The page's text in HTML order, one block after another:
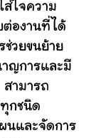
ส่ใจความ
องานที่ได้
วยขนย้าย
ญการและมี
ามารถ
กชนิด
นและจัดการ